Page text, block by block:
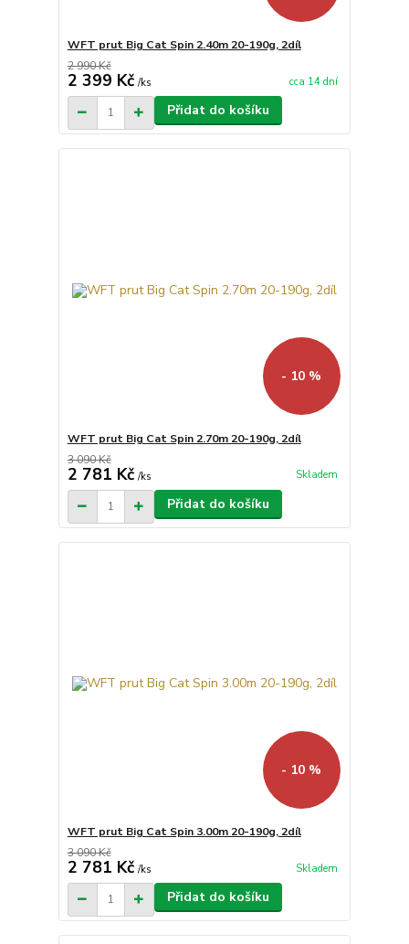
WFT prut Big Cat Spin 2.40m 20-190g, 2díl
2 990 Kč
2 399 Kč /ks cca 14 dní
Přidat do košíku
- 10 %
WFT prut Big Cat Spin 2.70m 20-190g, 2díl
3 090 Kč
2 781 Kč /ks Skladem
Přidat do košíku
- 10 %
WFT prut Big Cat Spin 3.00m 20-190g, 2díl
3 090 Kč
2 781 Kč /ks Skladem
Přidat do košíku